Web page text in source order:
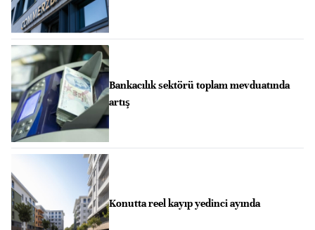
Bankacılık sektörü toplam mevduatında
artış
Konutta reel kayıp yedinci ayında